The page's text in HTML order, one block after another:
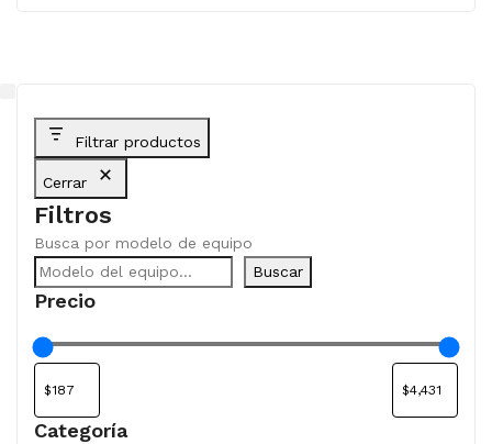
Filtrar productos
Cerrar
Filtros
Busca por modelo de equipo
Buscar
Precio
Categoría